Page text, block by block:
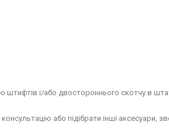
і/або двостороннього скотчу в
або підібрати інші аксесуари,